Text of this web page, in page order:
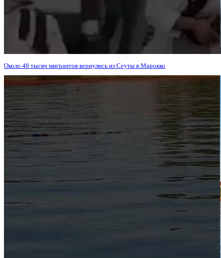
Около 48 тысяч мигрантов вернулись из Сеуты в Марокко